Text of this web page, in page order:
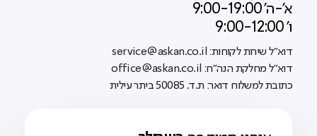
א'-ה' 9:00-19:00
ו' 9:00-12:00
דוא"ל שירות לקוחות: service@askan.co.il
דוא"ל מחלקת הנה"ח: office@askan.co.il
כתובת למשלוח דואר: ת.ד. 50085 ביתר עילית